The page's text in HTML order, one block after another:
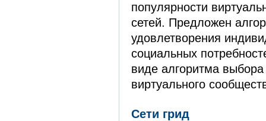
популярности
сетей. Предложен
удовлетворения
социальных
виде алгоритма выбора
виртуального
Сети грид